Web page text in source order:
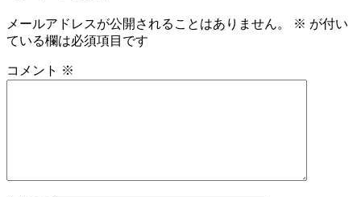
メールアドレスが公開されることはありません。 ※ が付い
ている欄は必須項目です
コメント ※